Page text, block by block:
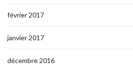
février 2017
janvier 2017
décembre 2016